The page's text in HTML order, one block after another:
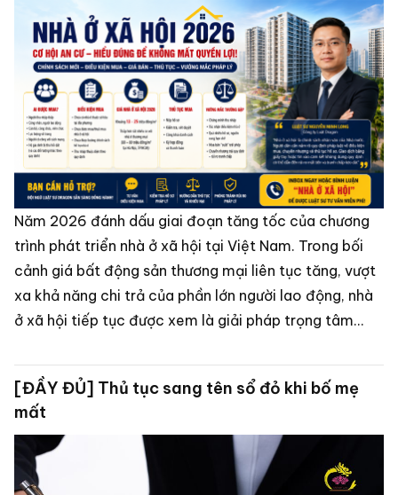
Năm 2026 đánh dấu giai đoạn tăng tốc của chương
trình phát triển nhà ở xã hội tại Việt Nam. Trong bối
cảnh giá bất động sản thương mại liên tục tăng, vượt
xa khả năng chi trả của phần lớn người lao động, nhà
ở xã hội tiếp tục được xem là giải pháp trọng tâm
cho người thu nhập thấp, công nhân, viên chức và các
đối tượng chính sách.
[ĐẦY ĐỦ] Thủ tục sang tên sổ đỏ khi bố mẹ
mất